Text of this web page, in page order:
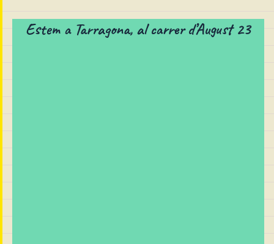
Estem a Tarragona, al carrer d’August 23